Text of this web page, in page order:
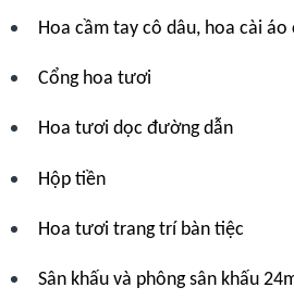
Hoa cầm tay cô dâu, hoa cài áo
Cổng hoa tươi
Hoa tươi dọc đường dẫn
Hộp tiền
Hoa tươi trang trí bàn tiệc
Sân khấu và phông sân khấu